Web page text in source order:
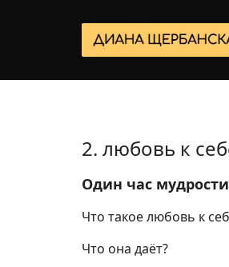
2. любовь к
Один час
Что такое любовь к
Что она даёт?